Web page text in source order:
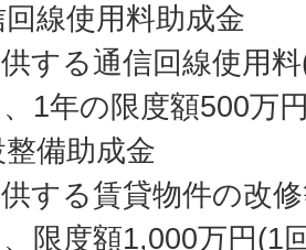
線使用料助成金
する通信回線使用
1年の限度額500万
備助成金
する賃貸物件の改
限度額1,000万円(1